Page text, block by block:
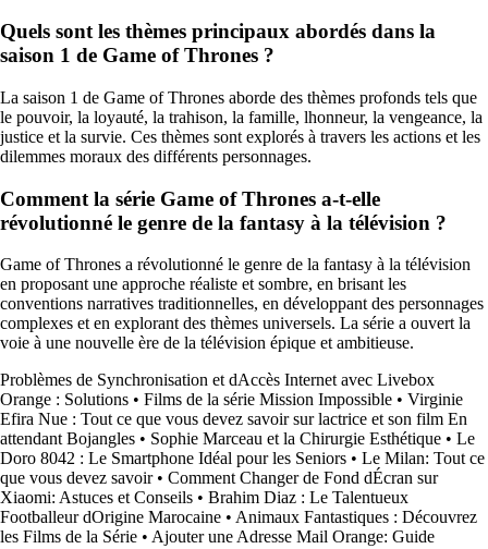
Quels sont les thèmes principaux abordés dans la
saison 1 de Game of Thrones ?
La saison 1 de Game of Thrones aborde des thèmes profonds tels que
le pouvoir, la loyauté, la trahison, la famille, lhonneur, la vengeance, la
justice et la survie. Ces thèmes sont explorés à travers les actions et les
dilemmes moraux des différents personnages.
Comment la série Game of Thrones a-t-elle
révolutionné le genre de la fantasy à la télévision ?
Game of Thrones a révolutionné le genre de la fantasy à la télévision
en proposant une approche réaliste et sombre, en brisant les
conventions narratives traditionnelles, en développant des personnages
complexes et en explorant des thèmes universels. La série a ouvert la
voie à une nouvelle ère de la télévision épique et ambitieuse.
Problèmes de Synchronisation et dAccès Internet avec Livebox
Orange : Solutions • Films de la série Mission Impossible • Virginie
Efira Nue : Tout ce que vous devez savoir sur lactrice et son film En
attendant Bojangles • Sophie Marceau et la Chirurgie Esthétique • Le
Doro 8042 : Le Smartphone Idéal pour les Seniors • Le Milan: Tout ce
que vous devez savoir• Comment Changer de Fond dÉcran sur
Xiaomi: Astuces et Conseils • Brahim Diaz : Le Talentueux
Footballeur dOrigine Marocaine • Animaux Fantastiques : Découvrez
les Films de la Série • Ajouter une Adresse Mail Orange: Guide